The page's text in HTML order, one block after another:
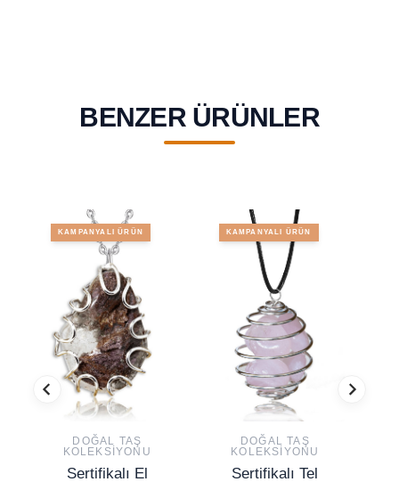
BENZER ÜRÜNLER
KAMPANYALI ÜRÜN
DOĞAL TAŞ
KOLEKSIYONU
Sertifikalı El
KAMPANYALI ÜRÜN
DOĞAL TAŞ
KOLEKSIYONU
Sertifikalı Tel